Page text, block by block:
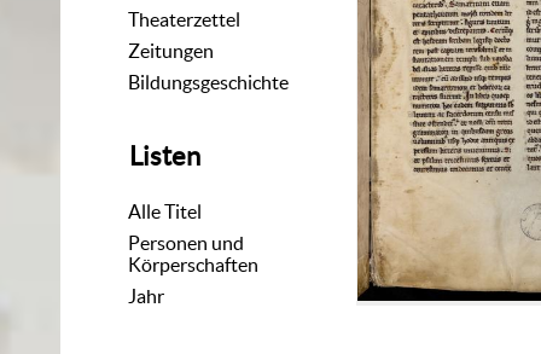
Theaterzettel
Zeitungen
Bildungsgeschichte
Listen
Alle Titel
Personen und
Körperschaften
Jahr